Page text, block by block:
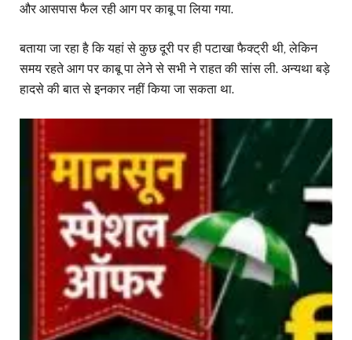
और आसपास फैल रही आग पर काबू पा लिया गया.
बताया जा रहा है कि यहां से कुछ दूरी पर ही पटाखा फैक्ट्री थी, लेकिन
समय रहते आग पर काबू पा लेने से सभी ने राहत की सांस ली. अन्यथा बड़े
हादसे की बात से इनकार नहीं किया जा सकता था.